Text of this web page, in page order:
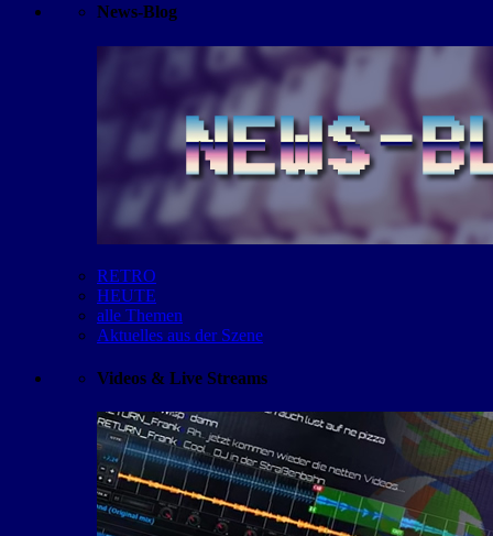
News-Blog
RETRO
HEUTE
alle Themen
Aktuelles aus der Szene
Videos & Live Streams